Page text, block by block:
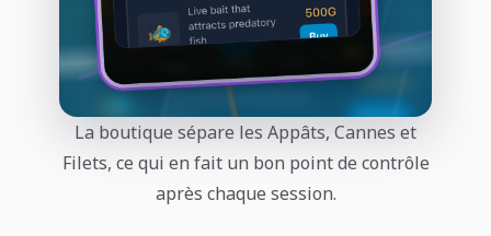
La boutique sépare les Appâts, Cannes et
Filets, ce qui en fait un bon point de contrôle
après chaque session.